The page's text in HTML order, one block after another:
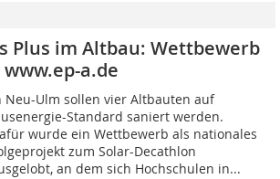
Plus im Altbau: Wettbewerb
a.de
Neu-Ulm sollen vier Altbauten auf
Standard saniert werden.
wurde ein Wettbewerb als nationales
zum Solar-Decathlon
an dem sich Hochschulen in...